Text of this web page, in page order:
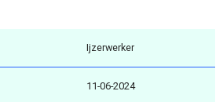
Ijzerwerker
11-06-2024